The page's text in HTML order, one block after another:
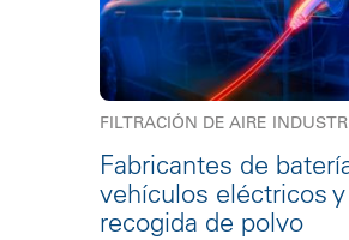
FILTRACIÓN DE AIRE
Fabricantes de
vehículos eléctricos y
recogida de polvo